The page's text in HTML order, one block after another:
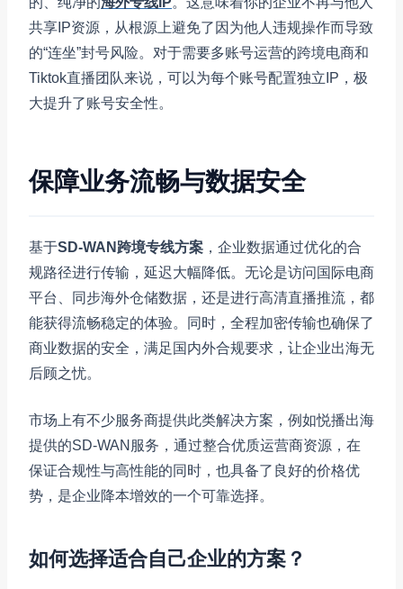
共享IP资源，从根源上避免了因为他人违规操作而导致
的“连坐”封号风险。对于需要多账号运营的跨境电商和
Tiktok直播团队来说，可以为每个账号配置独立IP，极
大提升了账号安全性。
保障业务流畅与数据安全
基于SD-WAN跨境专线方案 ，企业数据通过优化的合
规路径进行传输，延迟大幅降低。无论是访问国际电商
平台、同步海外仓储数据，还是进行高清直播推流，都
能获得流畅稳定的体验。同时，全程加密传输也确保了
商业数据的安全，满足国内外合规要求，让企业出海无
后顾之忧。
市场上有不少服务商提供此类解决方案，例如悦播出海
提供的SD-WAN服务，通过整合优质运营商资源，在
保证合规性与高性能的同时，也具备了良好的价格优
势，是企业降本增效的一个可靠选择。
如何选择适合自己企业的方案？